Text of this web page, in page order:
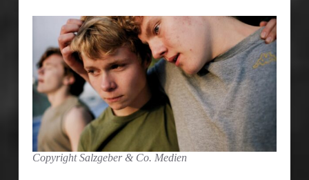
Copyright Salzgeber & Co. Medien